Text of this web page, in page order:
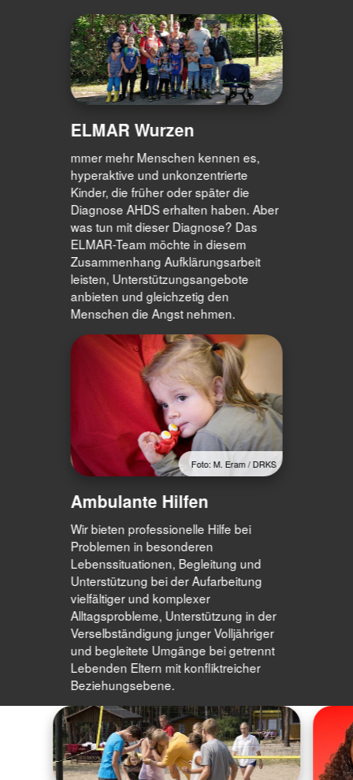
ELMAR Wurzen
mmer mehr Menschen kennen es,
hyperaktive und unkonzentrierte
Kinder, die früher oder später die
Diagnose AHDS erhalten haben. Aber
was tun mit dieser Diagnose? Das
ELMAR-Team möchte in diesem
Zusammenhang Aufklärungsarbeit
leisten, Unterstützungsangebote
anbieten und gleichzetig den
Menschen die Angst nehmen.
Foto: M. Eram / DRKS
Ambulante Hilfen
Wir bieten professionelle Hilfe bei
Problemen in besonderen
Lebenssituationen, Begleitung und
Unterstützung bei der Aufarbeitung
vielfältiger und komplexer
Alltagsprobleme, Unterstützung in der
Verselbständigung junger Volljähriger
und begleitete Umgänge bei getrennt
Lebenden Eltern mit konfliktreicher
Beziehungsebene.